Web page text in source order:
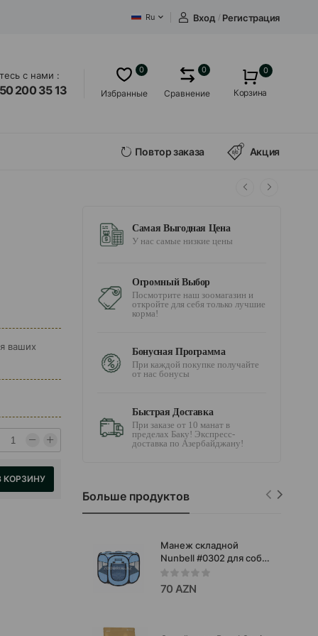
Ru Вход / Регистрация
с нами :
200 35 13 Избранные
0
Сравнение
0 0
Корзина
Повтор заказа Акция
ваших
КОРЗИНУ
Самая Выгодная Цена
У нас самые низкие цены
Огромный Выбор
Посмотрите наш зоомагазин и
откройте для себя только лучшие
корма!
Бонусная Программа
При каждой покупке получайте
от нас бонусы
Быстрая Доставка
При заказе от 10 манат в
пределах Баку! Экспресс-
доставка по Азербайджану!
Больше продуктов
Манеж складной
Nunbell #0302 для собак
и щенков.Размер: L
90x90x60см
70 AZN